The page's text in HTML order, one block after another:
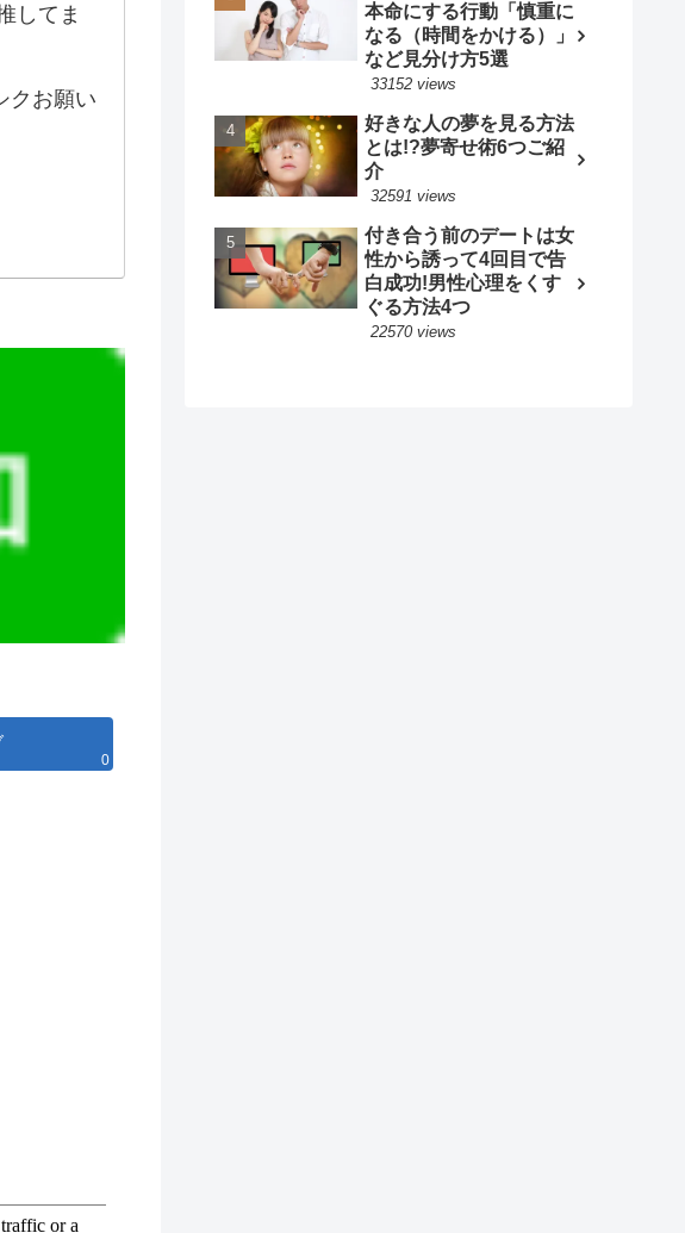
してま
クお願い
0
本命にする行動「慎重に
なる（時間をかける）」
など見分け方5選
33152 views
好きな人の夢を見る方法
とは!?夢寄せ術6つご紹
介
32591 views
付き合う前のデートは女
性から誘って4回目で告
白成功!男性心理をくす
ぐる方法4つ
22570 views